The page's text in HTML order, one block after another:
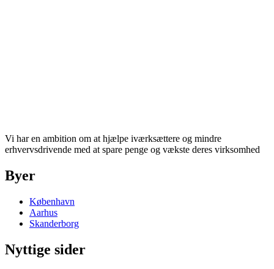
Vi har en ambition om at hjælpe iværksættere og mindre
erhvervsdrivende med at spare penge og vækste deres virksomhed
Byer
København
Aarhus
Skanderborg
Nyttige sider